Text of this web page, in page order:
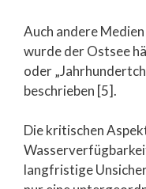
Auch andere
wurde der Ostsee
oder
beschrieben [5].
Die kritischen
langfristige